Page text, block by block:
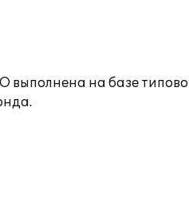
на базе